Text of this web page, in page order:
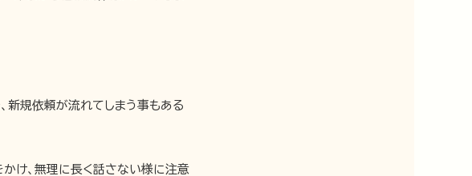
新規依頼が流れてしまう事もある
かけ、無理に長く話さない様に注意